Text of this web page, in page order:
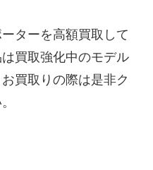
ターを高額買取して
買取強化中のモデル
買取りの際は是非ク